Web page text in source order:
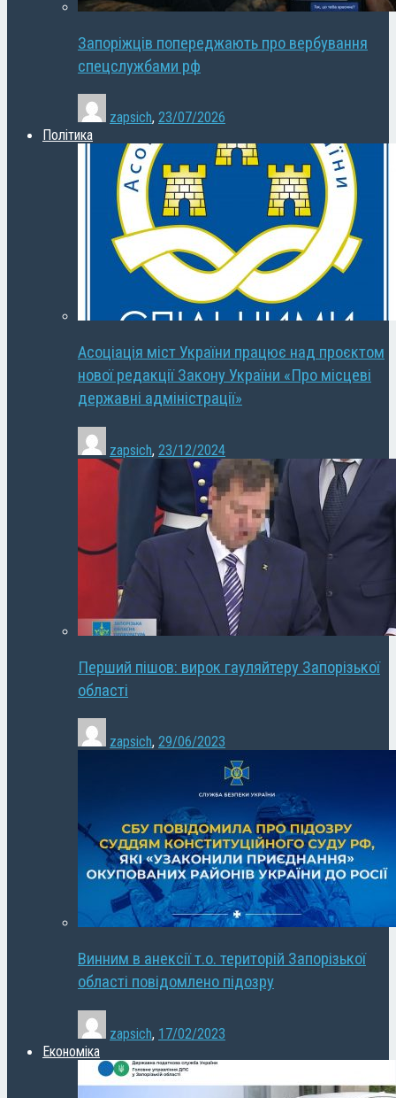
Запоріжців попереджають про вербування
спецслужбами рф
zapsich, 23/07/2026
Політика
Асоціація міст України працює над проєктом
нової редакції Закону України «Про місцеві
державні адміністрації»
zapsich, 23/12/2024
Перший пішов: вирок гауляйтеру Запорізької
області
zapsich, 29/06/2023
Винним в анексії т.о. територій Запорізької
області повідомлено підозру
zapsich, 17/02/2023
Економіка